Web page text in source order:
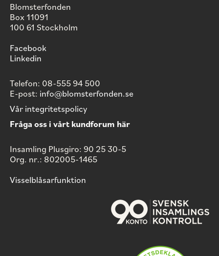
Blomsterfonden
Box 11091
100 61 Stockholm
Facebook
Linkedin
Telefon: 08-555 94 500
E-post: info@blomsterfonden.se
Vår integritetspolicy
Fråga oss i vårt kundforum här
Insamling Plusgiro: 90 25 30-5
Org. nr.: 802005-1465
Visselblåsarfunktion